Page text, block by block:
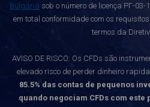
Bulgária sob o número de licença РГ-
em total conformidade com os
termos da
AVISO DE RISCO: Os CFDs são
elevado risco de perder dinheiro
85.5% das contas de pequenos
quando negociam CFDs com este